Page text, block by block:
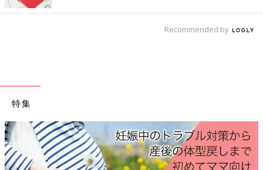
出典：Instagramアカウント「t.wwwwwa」
towaさんは、こちらのデニムパンツを購入。ふんわりとしたシ
イドパンツ
Recommended by
特集